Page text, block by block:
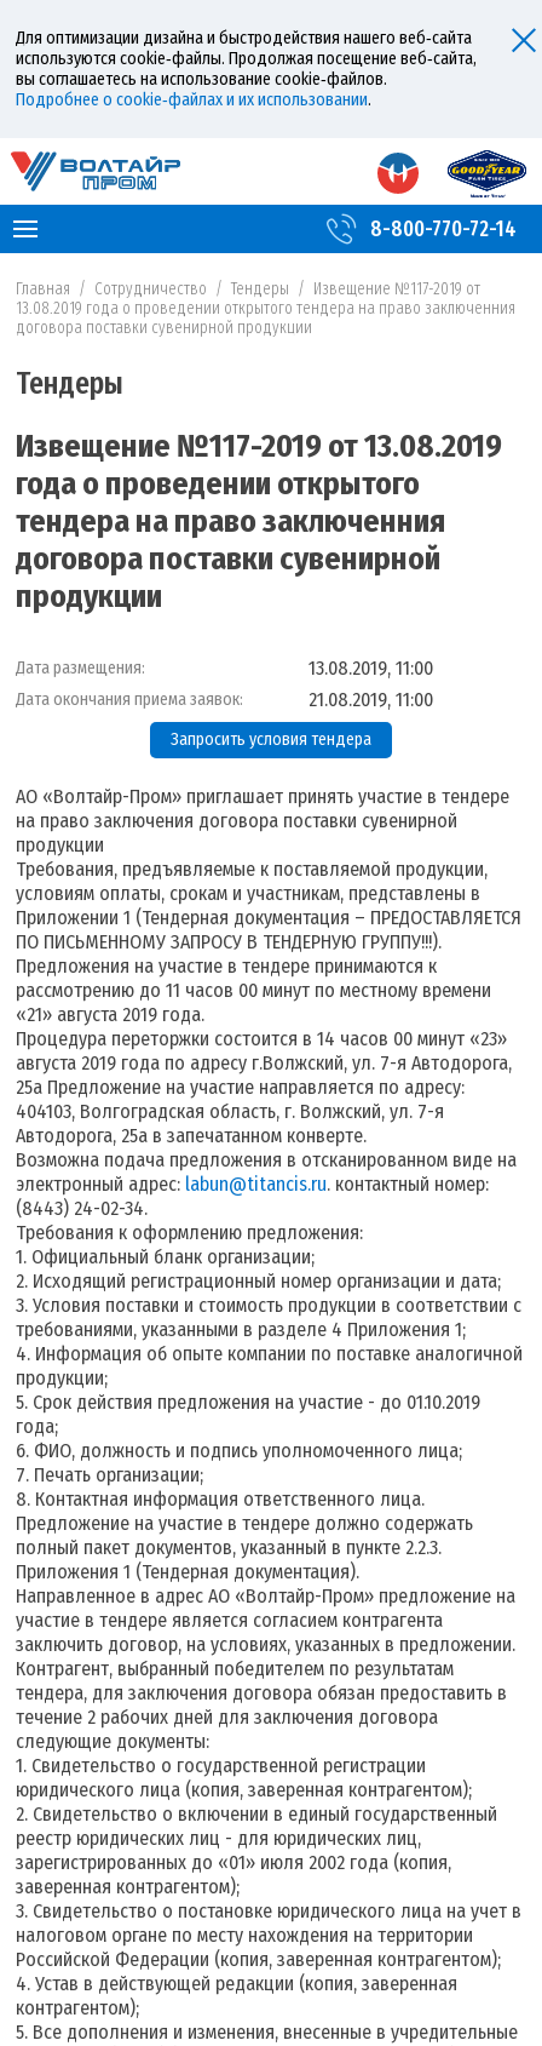
Для оптимизации дизайна и быстродействия нашего веб‑сайта
используются cookie‑файлы. Продолжая посещение веб‑сайта,
вы соглашаетесь на использование cookie‑файлов.
Подробнее о cookie‑файлах и их использовании.
8-800-770-72-14
Главная / Сотрудничество / Тендеры / Извещение №117-2019 от
13.08.2019 года о проведении открытого тендера на право заключенния
договора поставки сувенирной продукции
Тендеры
Извещение №117-2019 от 13.08.2019
года о проведении открытого
тендера на право заключенния
договора поставки сувенирной
продукции
Дата размещения: 13.08.2019, 11:00
Дата окончания приема заявок: 21.08.2019, 11:00
Запросить условия тендера
АО «Волтайр-Пром» приглашает принять участие в тендере
на право заключения договора поставки сувенирной
продукции
Требования, предъявляемые к поставляемой продукции,
условиям оплаты, срокам и участникам, представлены в
Приложении 1 (Тендерная документация – ПРЕДОСТАВЛЯЕТСЯ
ПО ПИСЬМЕННОМУ ЗАПРОСУ В ТЕНДЕРНУЮ ГРУППУ!!!).
Предложения на участие в тендере принимаются к
рассмотрению до 11 часов 00 минут по местному времени
«21» августа 2019 года.
Процедура переторжки состоится в 14 часов 00 минут «23»
августа 2019 года по адресу г.Волжский, ул. 7-я Автодорога,
25а Предложение на участие направляется по адресу:
404103, Волгоградская область, г. Волжский, ул. 7-я
Автодорога, 25а в запечатанном конверте.
Возможна подача предложения в отсканированном виде на
электронный адрес: labun@titancis.ru. контактный номер:
(8443) 24-02-34.
Требования к оформлению предложения:
1. Официальный бланк организации;
2. Исходящий регистрационный номер организации и дата;
3. Условия поставки и стоимость продукции в соответствии с
требованиями, указанными в разделе 4 Приложения 1;
4. Информация об опыте компании по поставке аналогичной
продукции;
5. Срок действия предложения на участие - до 01.10.2019
года;
6. ФИО, должность и подпись уполномоченного лица;
7. Печать организации;
8. Контактная информация ответственного лица.
Предложение на участие в тендере должно содержать
полный пакет документов, указанный в пункте 2.2.3.
Приложения 1 (Тендерная документация).
Направленное в адрес АО «Волтайр-Пром» предложение на
участие в тендере является согласием контрагента
заключить договор, на условиях, указанных в предложении.
Контрагент, выбранный победителем по результатам
тендера, для заключения договора обязан предоставить в
течение 2 рабочих дней для заключения договора
следующие документы:
1. Свидетельство о государственной регистрации
юридического лица (копия, заверенная контрагентом);
2. Свидетельство о включении в единый государственный
реестр юридических лиц - для юридических лиц,
зарегистрированных до «01» июля 2002 года (копия,
заверенная контрагентом);
3. Свидетельство о постановке юридического лица на учет в
налоговом органе по месту нахождения на территории
Российской Федерации (копия, заверенная контрагентом);
4. Устав в действующей редакции (копия, заверенная
контрагентом);
5. Все дополнения и изменения, внесенные в учредительные